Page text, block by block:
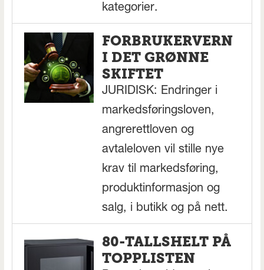
kategorier.
FORBRUKERVERN
I DET GRØNNE
SKIFTET
JURIDISK: Endringer i
markedsføringsloven,
angrerettloven og
avtaleloven vil stille nye
krav til markedsføring,
produktinformasjon og
salg, i butikk og på nett.
80-TALLSHELT PÅ
TOPPLISTEN